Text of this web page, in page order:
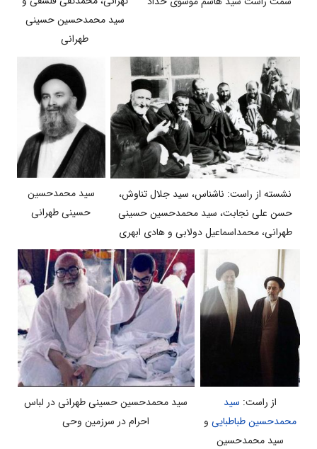
سید محمدحسین حسینی
طهرانی
نشسته از راست: ناشناس، سید جلال تناوش،
حسن علی نجابت، سید محمدحسین حسینی
طهرانی، محمداسماعیل دولابی و هادی ابهری
سید محمدحسین
حسینی طهرانی
از راست: سید
محمدحسین طباطبایی و
سید محمدحسین
سید محمدحسین حسینی طهرانی در لباس
احرام در سرزمین وحی